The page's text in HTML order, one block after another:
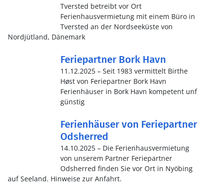
Tversted betreibt vor Ort
Ferienhausvermietung mit einem Büro in
Tversted an der Nordseeküste von
Nordjütland, Dänemark
Feriepartner Bork Havn
11.12.2025 – Seit 1983 vermittelt Birthe
Høst von Feriepartner Bork Havn
Ferienhäuser in Bork Havn kompetent unf
günstig
Ferienhäuser von Feriepartner
Odsherred
14.10.2025 – Die Ferienhausvermietung
von unserem Partner Feriepartner
Odsherred finden Sie vor Ort in Nyöbing
auf Seeland. Hinweise zur Anfahrt.